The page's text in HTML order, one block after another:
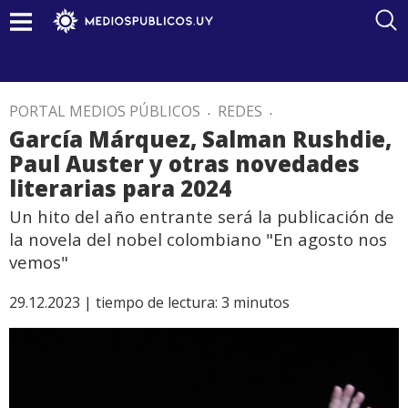
PORTAL MEDIOS PÚBLICOS . REDES .
García Márquez, Salman Rushdie,
Paul Auster y otras novedades
literarias para 2024
Un hito del año entrante será la publicación de
la novela del nobel colombiano "En agosto nos
vemos"
29.12.2023 | tiempo de lectura: 3 minutos